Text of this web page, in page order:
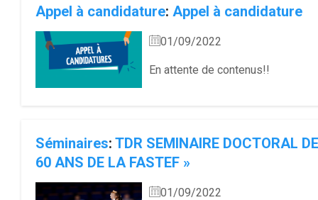
Appel à candidature: Appel à candidature
01/09/2022
En attente de contenus!!
Séminaires: TDR SEMINAIRE DOCTORAL
60 ANS DE LA FASTEF »
01/09/2022